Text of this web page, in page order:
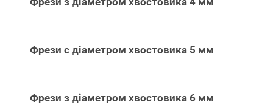
Фрези с діаметром хвостовика 5 мм
Фрези з діаметром хвостовика 6 мм